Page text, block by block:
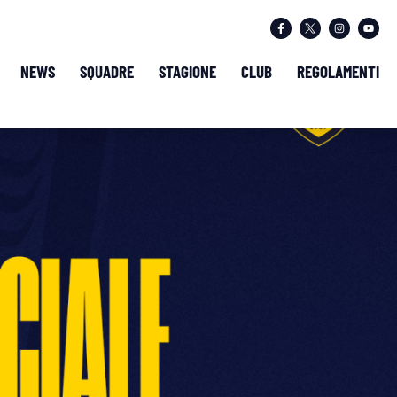
NEWS SQUADRE STAGIONE CLUB REGOLAMENTI